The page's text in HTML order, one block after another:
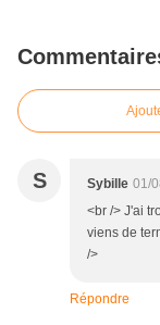
S Sybille 01/
<br /> J'ai
viens de
/>
Répondre